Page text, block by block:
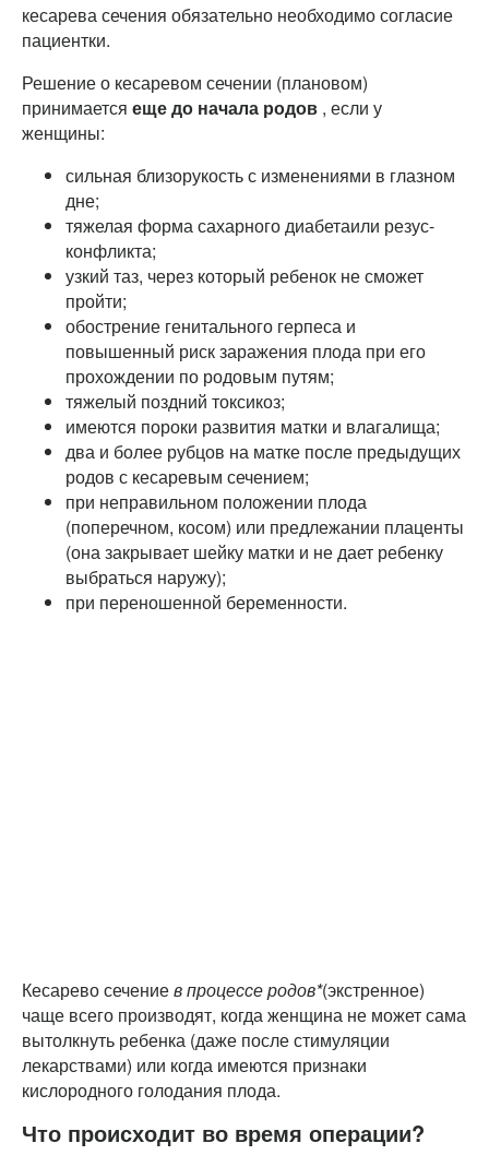
кесарева сечения обязательно необходимо согласие
пациентки.
Решение о кесаревом сечении (плановом)
принимается еще до начала родов , если у
женщины:
сильная близорукость с изменениями в глазном
дне;
тяжелая форма сахарного диабетаили резус-
конфликта;
узкий таз, через который ребенок не сможет
пройти;
обострение генитального герпеса и
повышенный риск заражения плода при его
прохождении по родовым путям;
тяжелый поздний токсикоз;
имеются пороки развития матки и влагалища;
два и более рубцов на матке после предыдущих
родов с кесаревым сечением;
при неправильном положении плода
(поперечном, косом) или предлежании плаценты
(она закрывает шейку матки и не дает ребенку
выбраться наружу);
при переношенной беременности.
Кесарево сечениев процессе родов*(экстренное)
чаще всего производят, когда женщина не может сама
вытолкнуть ребенка (даже после стимуляции
лекарствами) или когда имеются признаки
кислородного голодания плода.
Что происходит во время операции?